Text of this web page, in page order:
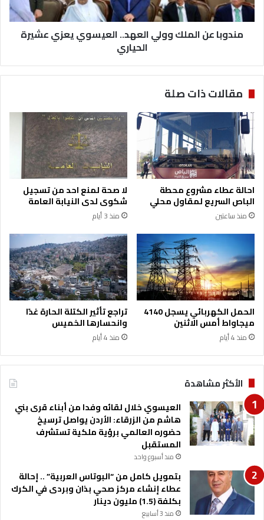
و
ا
ي
و
ء
يّ
ل
ك
و
ر
ة
و
ق
ب
ة
إ
ر
ب
د
ن
ا
ك
و
ي
ا
ع
ه
د
.
.
ا
ل
ي
س
و
ي
ي
ع
ز
ي
ع
ش
ي
ر
ة
ا
ل
ح
ا
ر
مندوبا عن الملك وولي العهد.. العيسوي يعزي عشيرة
الحياري
مقالات ذات صلة
احالة عطاء مشروع محطة
الباص السريع لمقاول محلي
منذ ساعتين
لا صحة لمنع احد من تسجيل
شكوى لدى النيابة العامة
منذ 3 أيام
الحمل الكهربائي يسجل 4140
ميجاواط أمس الاثنين
منذ 4 أيام
تراجع تأثير الكتلة الحارة غدًا
وانحسارها الخميس
منذ 4 أيام
الأكثر مشاهدة
العيسوي خلال لقائه وفدا من أبناء قرى بني
هاشم من الزرقاء: الأردن يواصل ترسيخ
حضوره العالمي برؤية ملكية تستشرف
المستقبل
منذ أسبوع واحد
بتمويل كامل من “البوتاس العربية” .. إحالة
عطاء إنشاء مركز صحي بذان وبردى في الكرك
بكلفة (1.5) مليون دينار
منذ 3 أسابيع